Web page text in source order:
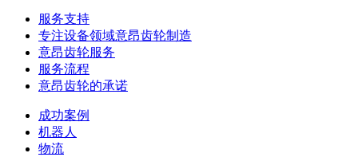
服务支持
专注设备领域意昂齿轮制造
意昂齿轮服务
服务流程
意昂齿轮的承诺
成功案例
机器人
物流